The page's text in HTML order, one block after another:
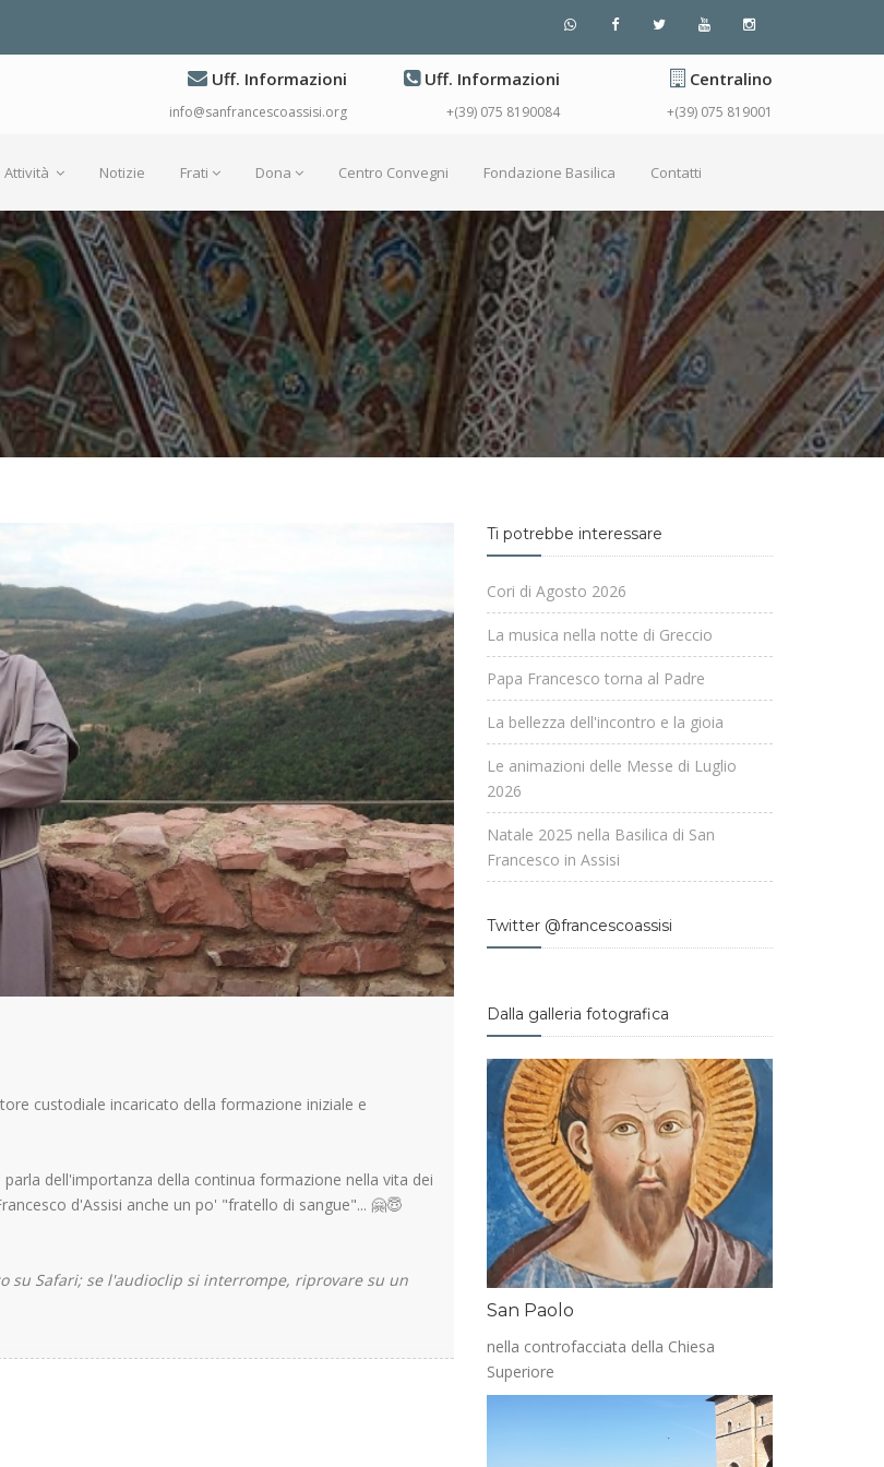
Uff. Informazioni
info@sanfrancescoassisi.org
Uff. Informazioni
+(39) 075 8190084
Centralino
+(39) 075 819001
Attività Notizie Frati Dona Centro Convegni Fondazione Basilica Contatti
custodiale incaricato della formazione iniziale e
dell'importanza della continua formazione nella vita dei
d'Assisi anche un po' "fratello di sangue"... 🤗😇
su Safari; se l'audioclip si interrompe, riprovare su un
Ti potrebbe interessare
Cori di Agosto 2026
La musica nella notte di Greccio
Papa Francesco torna al Padre
La bellezza dell'incontro e la gioia
Le animazioni delle Messe di Luglio
2026
Natale 2025 nella Basilica di San
Francesco in Assisi
Twitter @francescoassisi
Dalla galleria fotografica
San Paolo
nella controfacciata della Chiesa
Superiore